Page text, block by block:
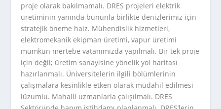
proje olarak bakılmamalı. DRES projeleri elektrik
üretiminin yanında bununla birlikte denizlerimiz için
stratejik öneme haiz. Mühendislik hizmetleri,
elektromekanik ekipman üretimi, vapur üretimi
mümkün mertebe vatanımızda yapılmalı. Bir tek proje
için değil; üretim sanayisine yönelik yol haritası
hazırlanmalı. Üniversitelerin ilgili bölümlerinin
çalışmalara kesinlikle etken olarak müdahil edilmesi
lüzumlu. Mahalli uzmanlarla çalışılmalı. DRES